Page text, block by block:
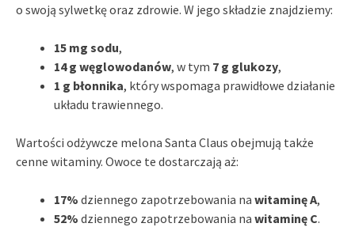
o swoją sylwetkę oraz zdrowie. W jego składzie znajdziemy:
15 mg sodu,
14 g węglowodanów, w tym 7 g glukozy,
1 g błonnika, który wspomaga prawidłowe działanie
układu trawiennego.
Wartości odżywcze melona Santa Claus obejmują także
cenne witaminy. Owoce te dostarczają aż:
17% dziennego zapotrzebowania na witaminę A,
52% dziennego zapotrzebowania na witaminę C.